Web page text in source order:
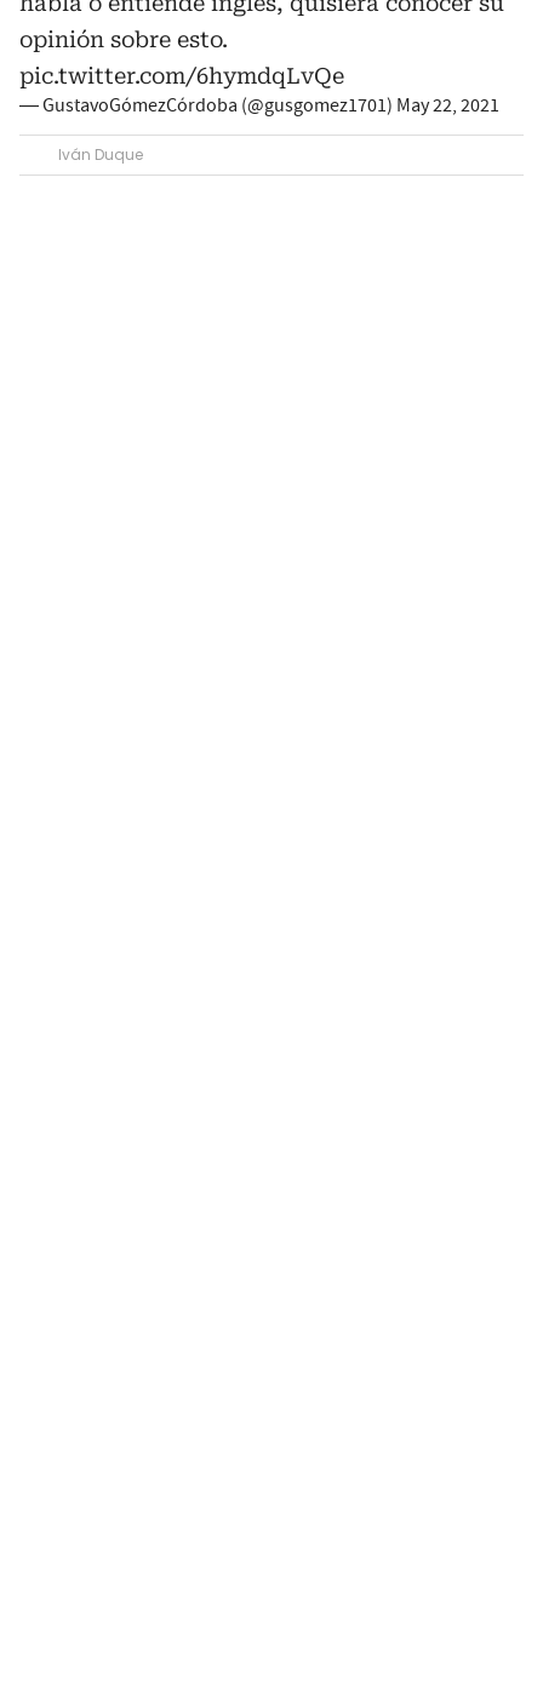
opinión sobre esto.
pic.twitter.com/6hymdqLvQe
— GustavoGómezCórdoba (@gusgomez1701) May 22, 2021
Iván Duque